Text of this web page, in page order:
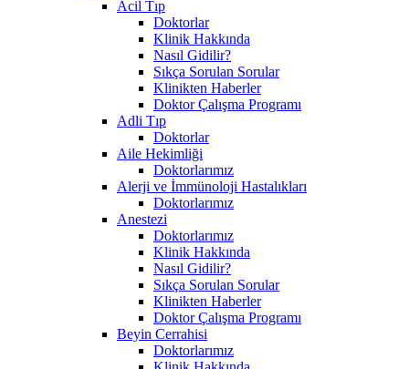
Acil Tıp
Doktorlar
Klinik Hakkında
Nasıl Gidilir?
Sıkça Sorulan Sorular
Klinikten Haberler
Doktor Çalışma Programı
Adli Tıp
Doktorlar
Aile Hekimliği
Doktorlarımız
Alerji ve İmmünoloji Hastalıkları
Doktorlarımız
Anestezi
Doktorlarımız
Klinik Hakkında
Nasıl Gidilir?
Sıkça Sorulan Sorular
Klinikten Haberler
Doktor Çalışma Programı
Beyin Cerrahisi
Doktorlarımız